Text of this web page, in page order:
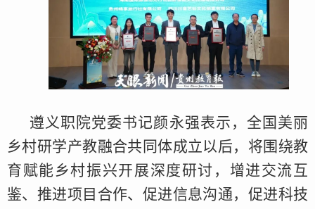
遵义职院党委书记颜永强表示，全国美丽
乡村研学产教融合共同体成立以后，将围绕教
育赋能乡村振兴开展深度研讨，增进交流互
鉴、推进项目合作、促进信息沟通，促进科技